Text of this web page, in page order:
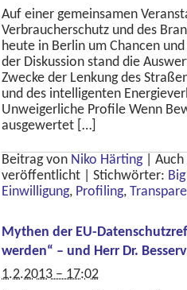
Auf einer gemeinsamen
Verbraucherschutz und des
heute in Berlin um Chancen
der Diskussion stand die
Zwecke der Lenkung des
und des intelligenten
Unweigerliche Profile Wenn
ausgewertet […]
Beitrag von Niko Härting
veröffentlicht
Stichwörter:
Einwilligung, Profiling,
Mythen der EU-
werden“ – und Herr Dr.
1.2.2013 – 17:02